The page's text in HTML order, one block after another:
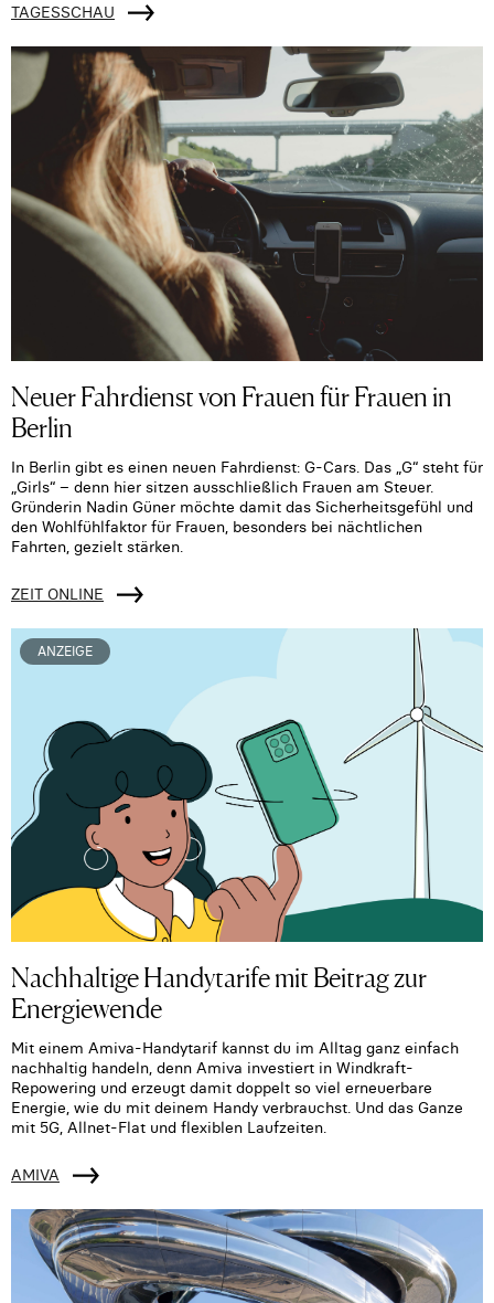
TAGESSCHAU
Neuer Fahrdienst von Frauen für Frauen in
Berlin
In Berlin gibt es einen neuen Fahrdienst: G-Cars. Das „G“ steht für
„Girls“ – denn hier sitzen ausschließlich Frauen am Steuer.
Gründerin Nadin Güner möchte damit das Sicherheitsgefühl und
den Wohlfühlfaktor für Frauen, besonders bei nächtlichen
Fahrten, gezielt stärken.
ZEIT ONLINE
ANZEIGE
Nachhaltige Handytarife mit Beitrag zur
Energiewende
Mit einem Amiva-Handytarif kannst du im Alltag ganz einfach
nachhaltig handeln, denn Amiva investiert in Windkraft-
Repowering und erzeugt damit doppelt so viel erneuerbare
Energie, wie du mit deinem Handy verbrauchst. Und das Ganze
mit 5G, Allnet-Flat und flexiblen Laufzeiten.
AMIVA